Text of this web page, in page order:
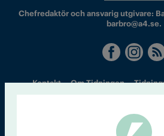
Chefredaktör och ansvarig utgivare:
barbro@a4.se.
Kontakt Om Tidningen